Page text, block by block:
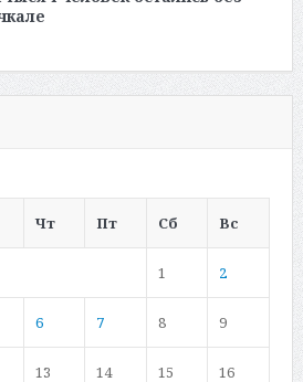
Чт Пт Сб Вс
1 2
6 7 8 9
13 14 15 16